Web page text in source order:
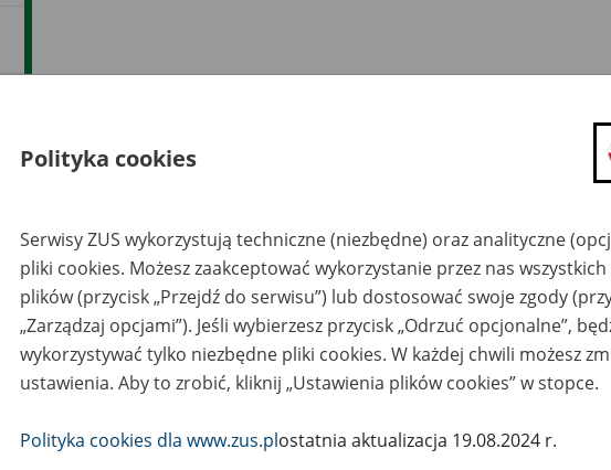
Zakład Ubezpieczeń Społecznych (ZUS) i
Zabezpieczenia Społecznego
​​​​​​​zapraszają na międzynarodową
"Social security institutions driving social
poverty"
Najważniejsze informacje
Kiedy: 11 czerwca (czwartek) 2026 r. godz. 10:00–12:30.
Gdzie: Centrala ZUS w Warszawie (ul. Szamocka 3, 5).
Udział w konferencji jest bezpłatny.
Polityka cookies
Serwisy ZUS wykorzystują techniczne (niezbędne) oraz analityczne
pliki cookies. Możesz zaakceptować wykorzystanie przez nas
plików (przycisk „Przejdź do serwisu”) lub dostosować swoje zgody
„Zarządzaj opcjami”). Jeśli wybierzesz przycisk „Odrzuć opcjonalne”,
wykorzystywać tylko niezbędne pliki cookies. W każdej chwili możesz
ustawienia. Aby to zrobić, kliknij „Ustawienia plików cookies” w stopce.
Polityka cookies dla www.zus.plostatnia aktualizacja 19.08.2024 r.